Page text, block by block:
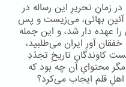
زمانِ تحریرِ این رساله در
آئینِ بهائی، می‌زیست و پس
عهده دار شد، و این جمله
آورِ ایران می‌طلبید،
کاوندگانِ تاریخِ تجدّدِ
مگر محتوایِ آن چه بود که
قلم ایجاب می‌کرد؟